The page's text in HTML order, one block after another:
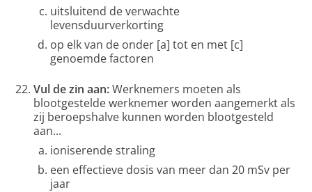
uitsluitend de verwachte
levensduurverkorting
op elk van de onder [a] tot en met [c]
genoemde factoren
Vul de zin aan:Werknemers moeten als
blootgestelde werknemer worden aangemerkt als
zij beroepshalve kunnen worden blootgesteld
aan...
ioniserende straling
een effectieve dosis van meer dan 20 mSv per
jaar